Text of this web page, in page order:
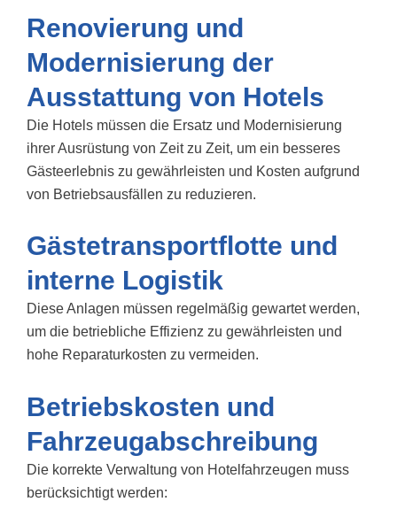
Renovierung und
Modernisierung der
Ausstattung von Hotels
Die Hotels müssen die Ersatz und Modernisierung
ihrer Ausrüstung von Zeit zu Zeit, um ein besseres
Gästeerlebnis zu gewährleisten und Kosten aufgrund
von Betriebsausfällen zu reduzieren.
Gästetransportflotte und
interne Logistik
Diese Anlagen müssen regelmäßig gewartet werden,
um die betriebliche Effizienz zu gewährleisten und
hohe Reparaturkosten zu vermeiden.
Betriebskosten und
Fahrzeugabschreibung
Die korrekte Verwaltung von Hotelfahrzeugen muss
berücksichtigt werden: